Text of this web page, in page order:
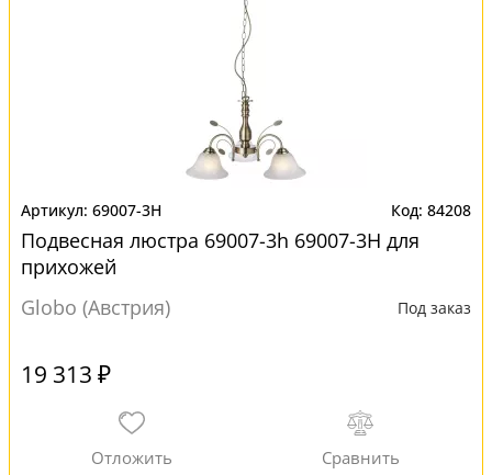
69007-3H 84208
Подвесная люстра 69007-3h 69007-3H для
прихожей
Globo (Австрия)
Под заказ
19 313 ₽